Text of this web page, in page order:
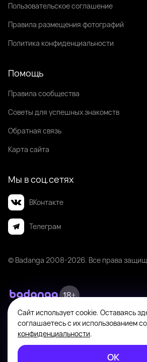
Пользовательское соглашение
Правила размещения фотографий
Политика конфиденциальности
Помощь
Правила сообщества
Советы для успешных знакомств
Обратная связь
Карта сайта
Мы в соц.сетях
ВКонтакте
Телеграм
© Badanga 2008-2026 . Все права
Badanga не является площадкой для оказания
интимных услуг. Платформа предназначена
общения между совершеннолетними
согласию. На информационном ресурсе
Сайт использует cookie. Оставаясь
соглашаетесь с их использованием
конфиденциальности.
ОК